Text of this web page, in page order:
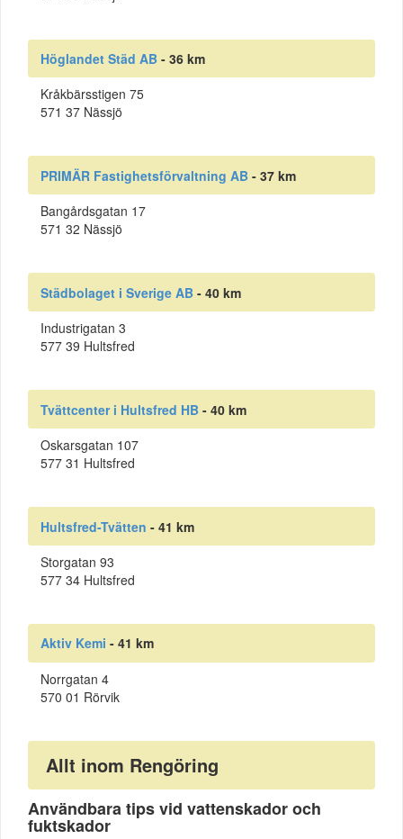
Höglandet Städ AB - 36 km
Kråkbärsstigen 75
571 37 Nässjö
PRIMÄR Fastighetsförvaltning AB - 37 km
Bangårdsgatan 17
571 32 Nässjö
Städbolaget i Sverige AB - 40 km
Industrigatan 3
577 39 Hultsfred
Tvättcenter i Hultsfred HB - 40 km
Oskarsgatan 107
577 31 Hultsfred
Hultsfred-Tvätten - 41 km
Storgatan 93
577 34 Hultsfred
Aktiv Kemi - 41 km
Norrgatan 4
570 01 Rörvik
Allt inom Rengöring
Användbara tips vid vattenskador och
fuktskador